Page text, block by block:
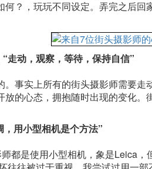
？，玩玩不同设定。弄完之后
动，观察，等待，保持自信”
事实上所有的街头摄影师需要
的心态，拥抱随时出现的变化。
用小型相机是个方法”
都是使用小型相机，象是Leica